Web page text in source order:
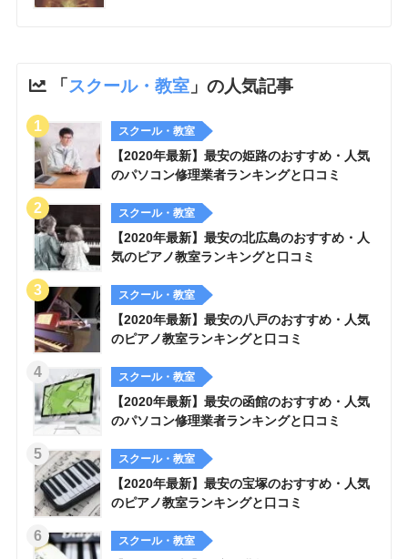
「スクール・教室」の人気記事
スクール・教室
【2020年最新】最安の姫路のおすすめ・人気
のパソコン修理業者ランキングと口コミ
スクール・教室
【2020年最新】最安の北広島のおすすめ・人
気のピアノ教室ランキングと口コミ
スクール・教室
【2020年最新】最安の八戸のおすすめ・人気
のピアノ教室ランキングと口コミ
スクール・教室
【2020年最新】最安の函館のおすすめ・人気
のパソコン修理業者ランキングと口コミ
スクール・教室
【2020年最新】最安の宝塚のおすすめ・人気
のピアノ教室ランキングと口コミ
スクール・教室